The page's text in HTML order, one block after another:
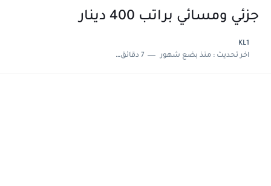
جزئي ومسائي براتب 400 دينار
KL1
اخر تحديث :منذ بضع شهور 7 دقائق للقراءة